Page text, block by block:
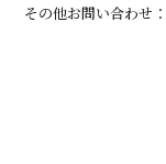
その他お問い合わせ